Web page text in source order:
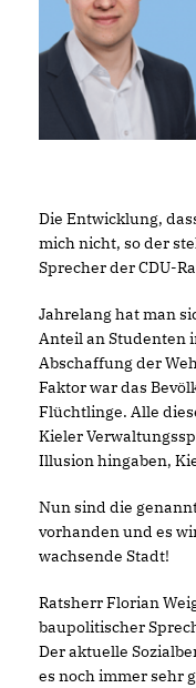
Die Entwicklung,
mich nicht, so der
Sprecher der CDU-
Jahrelang hat man
Anteil an Studenten
Abschaffung der
Faktor war das
Flüchtlinge. Alle
Kieler
Illusion hingaben,
Nun sind die
vorhanden und es
wachsende Stadt!
Ratsherr Florian
baupolitischer
Der aktuelle
es noch immer sehr